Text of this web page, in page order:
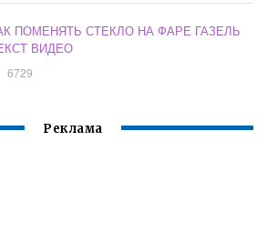
ПОМЕНЯТЬ СТЕКЛО НА ФАРЕ ГАЗЕЛЬ
ВИДЕО
6729
Реклама